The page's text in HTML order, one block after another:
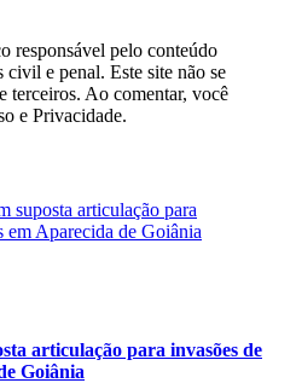
responsável pelo conteúdo
e penal. Este site não se
terceiros. Ao comentar, você
e Privacidade.
articulação para invasões de
Goiânia